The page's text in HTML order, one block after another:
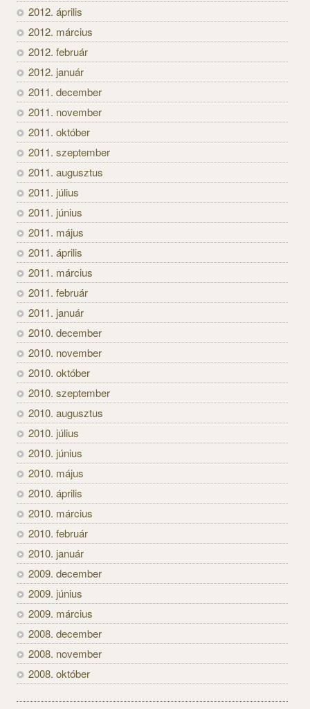
2012. április
2012. március
2012. február
2012. január
2011. december
2011. november
2011. október
2011. szeptember
2011. augusztus
2011. július
2011. június
2011. május
2011. április
2011. március
2011. február
2011. január
2010. december
2010. november
2010. október
2010. szeptember
2010. augusztus
2010. július
2010. június
2010. május
2010. április
2010. március
2010. február
2010. január
2009. december
2009. június
2009. március
2008. december
2008. november
2008. október